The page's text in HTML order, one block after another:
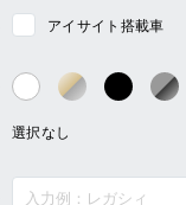
アイサイト搭載車
ホワイト系ゴールド・シ
ブラッ